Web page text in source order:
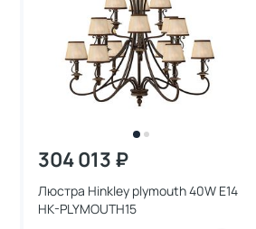
304 013 ₽
Люстра Hinkley plymouth 40W E14
HK-PLYMOUTH15